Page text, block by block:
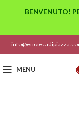
MENU
BENVENUTO!